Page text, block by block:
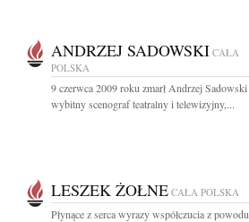
ANDRZEJ SADOWSKI CAŁA
POLSKA
9 czerwca 2009 roku zmarł Andrzej Sadowski
wybitny scenograf teatralny i telewizyjny,...
LESZEK ŻOŁNE CAŁA POLSKA
Płynące z serca wyrazy współczucia z powodu